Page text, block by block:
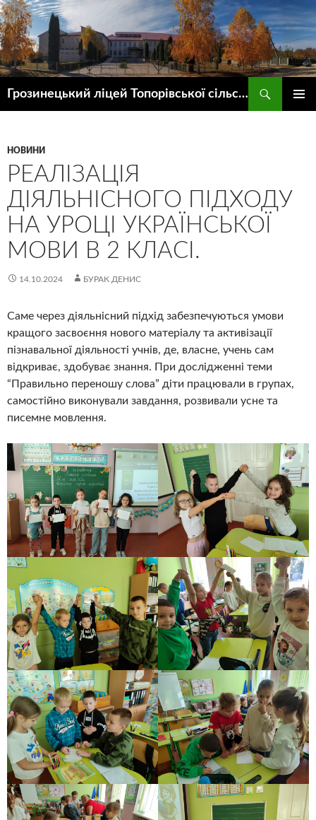
Грозинецький ліцей Топорівської сільської ради
НОВИНИ
РЕАЛІЗАЦІЯ
ДІЯЛЬНІСНОГО ПІДХОДУ
НА УРОЦІ УКРАЇНСЬКОЇ
МОВИ В 2 КЛАСІ.
14.10.2024 БУРАК ДЕНИС
Саме через діяльнісний підхід забезпечуються умови
кращого засвоєння нового матеріалу та активізації
пізнавальної діяльності учнів, де, власне, учень сам
відкриває, здобуває знання. При дослідженні теми
“Правильно переношу слова” діти працювали в групах,
самостійно виконували завдання, розвивали усне та
писемне мовлення.